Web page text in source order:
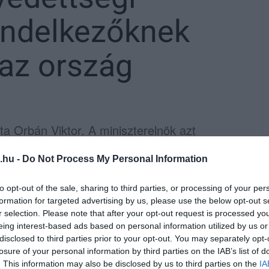
- Do Not Process My Personal Information
opt-out of the sale, sharing to third parties, or processing of your
for targeted advertising by us, please use the below opt-out
selection. Please note that after your opt-out request is processed
interest-based ads based on personal information utilized by us
to third parties prior to your opt-out. You may separately
of your personal information by third parties on the IAB’s list of
This information may also be disclosed by us to third parties on the
ország
Orbán Viktor. A miniszterelnök azt
ezernél tartott a beoltottak száma, így
a kijárási korlátozás, így holnaptól
pedig 11 óráig lehetnek nyitva.
holnaptól nyit az ország.
és zeneművészeti előadásra, moziba,
állatkertbe, vadasparkba,